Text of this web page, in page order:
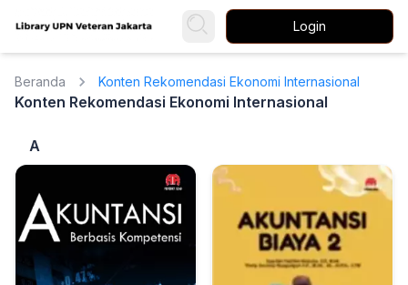
Login
Beranda Konten Rekomendasi Ekonomi Internasional
Konten Rekomendasi Ekonomi Internasional
A